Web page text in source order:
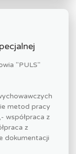
"PULS"
metod pracy
współpraca z
z
dokumentacji